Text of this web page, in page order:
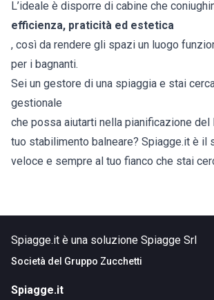
L’ideale è disporre di cabine che
efficienza, praticità ed estetica
, così da rendere gli spazi un luogo
per i bagnanti.
Sei un gestore di una spiaggia e stai
gestionale
che possa aiutarti nella pianificazione del
tuo stabilimento balneare? Spiagge.it è il
veloce e sempre al tuo fianco che stai
Spiagge.it è una soluzione Spiagge Srl
Società del Gruppo Zucchetti
Spiagge.it